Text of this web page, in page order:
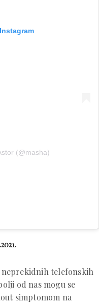
(@masha)
neprekidnih telefonskih
od nas mogu se
simptomom na